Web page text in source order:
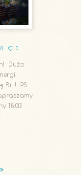
0 0
Dużo
Bili! PS.
18:00!